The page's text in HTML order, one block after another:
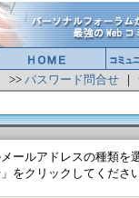
>> パスワード問合せ
ールアドレスの種類
をクリックしてくださ